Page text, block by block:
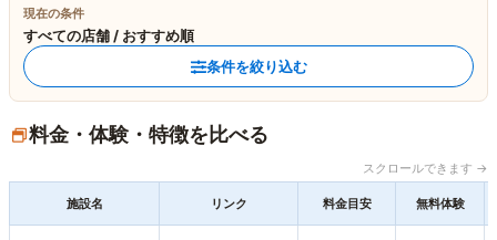
現在の条件
すべての店舗 / おすすめ順
条件を絞り込む
料金・体験・特徴を比べる
スクロールできます →
施設名 リンク 料金目安 無料体験